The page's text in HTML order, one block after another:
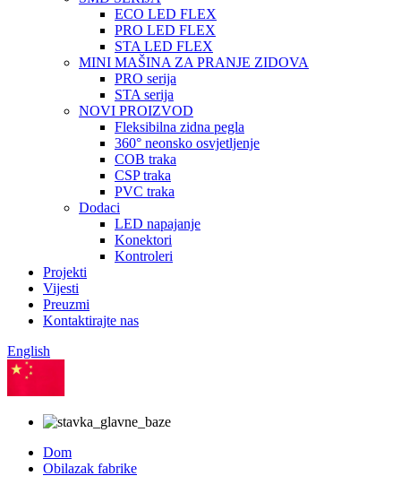
ECO LED FLEX
PRO LED FLEX
STA LED FLEX
MINI MAŠINA ZA PRANJE ZIDOVA
PRO serija
STA serija
NOVI PROIZVOD
Fleksibilna zidna pegla
360° neonsko osvjetljenje
COB traka
CSP traka
PVC traka
Dodaci
LED napajanje
Konektori
Kontroleri
Projekti
Vijesti
Preuzmi
Kontaktirajte nas
English
Dom
Obilazak fabrike